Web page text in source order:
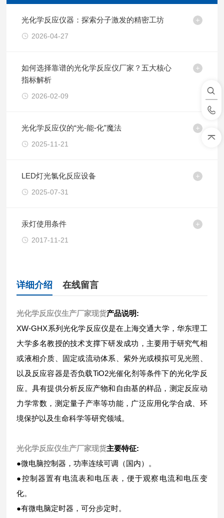
光化学反应仪器：探索分子激发的精密工坊
2026-04-27
如何选择靠谱的光化学反应仪厂家？五大核心
指标解析
2026-02-09
光化学反应仪的“光-能-化”魔法
2025-11-21
LED灯光氯化反应设备
2025-07-31
汞灯使用条件
2017-11-21
详细介绍 在线留言
光化学反应仪生产厂家现货产品说明:
XW-GHX系列光化学反应仪是在上海交通大学，华东理工
大学多名教授的技术支撑下研发成功，主要用于研究气相
或液相介质、固定或流动体系、紫外光或模拟可见光照、
以及反应容器是否负载TiO2光催化剂等条件下的光化学反
应。具有提供分析反应产物和自由基的样品，测定反应动
力学常数，测定量子产率等功能，广泛应用化学合成、环
境保护以及生命科学等研究领域。
光化学反应仪生产厂家现货主要特征:
●微电脑控制器，功率连续可调（国内）。
●控制器置有电流表和电压表，便于观察电流和电压变
化。
●有微电脑定时器，可分步定时。